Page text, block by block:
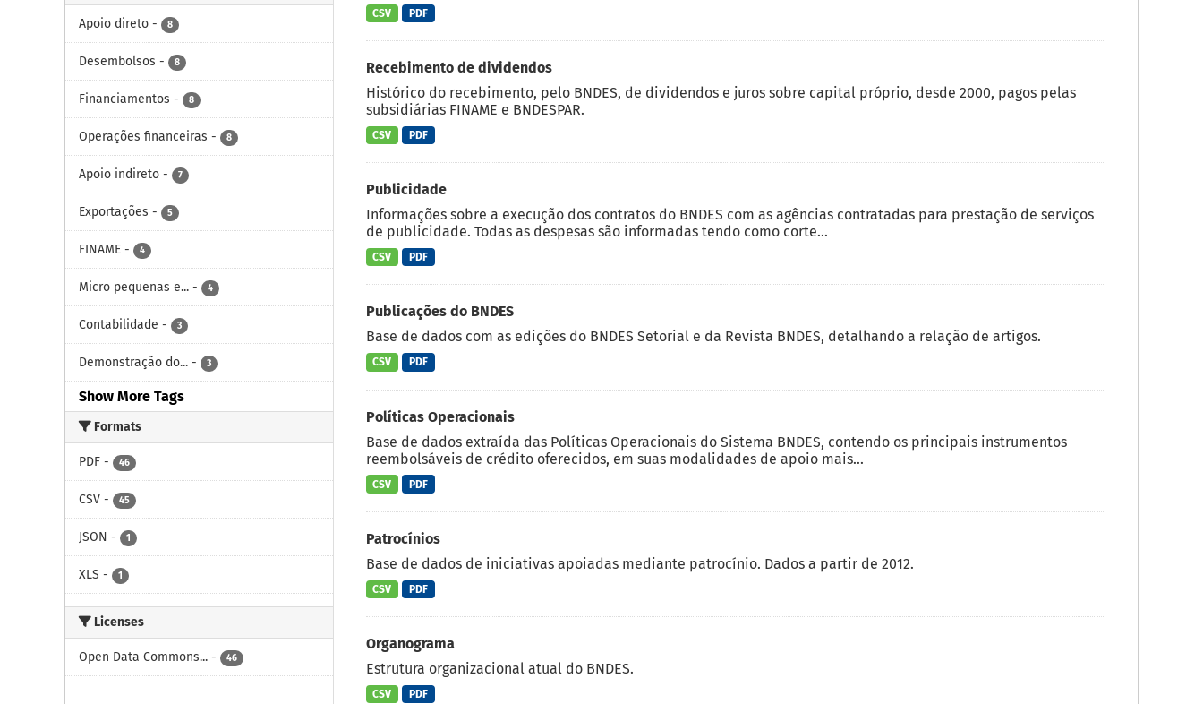
Apoio direto - 8
Desembolsos - 8
Financiamentos - 8
Operações financeiras - 8
Apoio indireto - 7
Exportações - 5
FINAME - 4
Micro pequenas e... - 4
Contabilidade - 3
Demonstração do... - 3
Show More Tags
Formats
PDF - 46
CSV - 45
JSON - 1
XLS - 1
Licenses
Open Data Commons... - 46
CSV PDF
Recebimento de dividendos
Histórico do recebimento, pelo BNDES, de dividendos e juros sobre capital próprio, desde 2000, pagos pelas
subsidiárias FINAME e BNDESPAR.
CSV PDF
Publicidade
Informações sobre a execução dos contratos do BNDES com as agências contratadas para prestação de serviços
de publicidade. Todas as despesas são informadas tendo como corte...
CSV PDF
Publicações do BNDES
Base de dados com as edições do BNDES Setorial e da Revista BNDES, detalhando a relação de artigos.
CSV PDF
Políticas Operacionais
Base de dados extraída das Políticas Operacionais do Sistema BNDES, contendo os principais instrumentos
reembolsáveis de crédito oferecidos, em suas modalidades de apoio mais...
CSV PDF
Patrocínios
Base de dados de iniciativas apoiadas mediante patrocínio. Dados a partir de 2012.
CSV PDF
Organograma
Estrutura organizacional atual do BNDES.
CSV PDF